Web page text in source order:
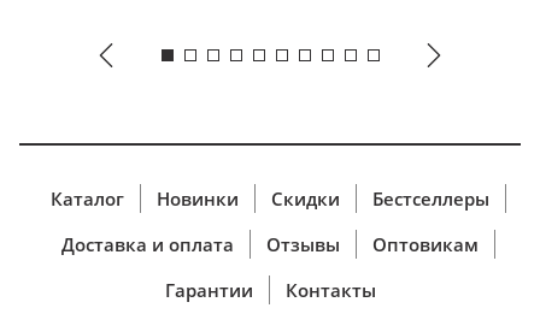
ПОЛИТИКА БЕЗОПАСНОСТИ ПРИ ОПЛАТЕ КАРТОЙ
При оплате заказа банковской картой, обработка
платежа (включая ввод номера карты)
происходит на защищенной странице
Каталог Новинки Скидки
Бестселлеры
Доставка и оплата
Отзывы
Оптовикам
Гарантии
Контакты